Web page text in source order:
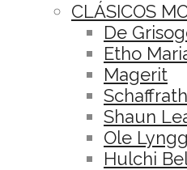
CLÁSICOS
De
Etho
Magerit
Schaffrath
Shaun
Ole
Hulchi